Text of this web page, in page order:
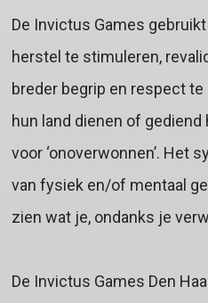
De Invictus Games
herstel te stimuleren,
breder begrip en respect
hun land dienen of gediend
voor ‘onoverwonnen’. Het
van fysiek en/of mentaal
zien wat je, ondanks je
De Invictus Games Den